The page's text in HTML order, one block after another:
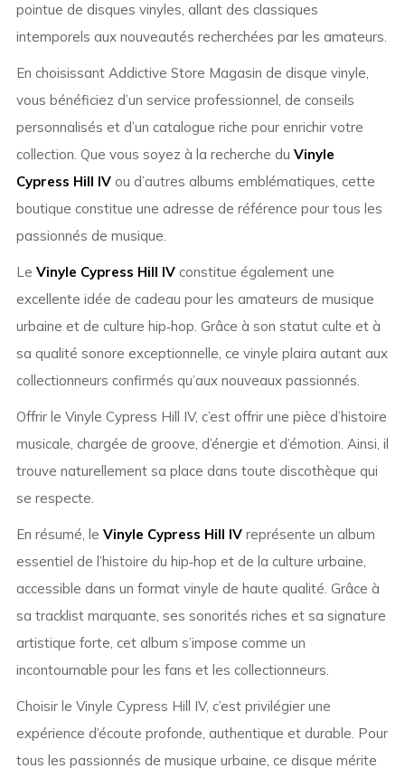
pointue de disques vinyles, allant des classiques
intemporels aux nouveautés recherchées par les amateurs.
En choisissant Addictive Store Magasin de disque vinyle,
vous bénéficiez d’un service professionnel, de conseils
personnalisés et d’un catalogue riche pour enrichir votre
collection. Que vous soyez à la recherche du Vinyle
Cypress Hill IVou d’autres albums emblématiques, cette
boutique constitue une adresse de référence pour tous les
passionnés de musique.
Le Vinyle Cypress Hill IVconstitue également une
excellente idée de cadeau pour les amateurs de musique
urbaine et de culture hip‑hop. Grâce à son statut culte et à
sa qualité sonore exceptionnelle, ce vinyle plaira autant aux
collectionneurs confirmés qu’aux nouveaux passionnés.
Offrir le Vinyle Cypress Hill IV, c’est offrir une pièce d’histoire
musicale, chargée de groove, d’énergie et d’émotion. Ainsi, il
trouve naturellement sa place dans toute discothèque qui
se respecte.
En résumé, le Vinyle Cypress Hill IVreprésente un album
essentiel de l’histoire du hip‑hop et de la culture urbaine,
accessible dans un format vinyle de haute qualité. Grâce à
sa tracklist marquante, ses sonorités riches et sa signature
artistique forte, cet album s’impose comme un
incontournable pour les fans et les collectionneurs.
Choisir le Vinyle Cypress Hill IV, c’est privilégier une
expérience d’écoute profonde, authentique et durable. Pour
tous les passionnés de musique urbaine, ce disque mérite